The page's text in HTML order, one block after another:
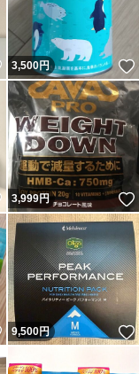
いいね！
3,500円
いいね！
3,999円
いいね！
9,500円